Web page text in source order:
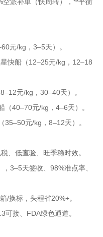
元/kg，3–5天）。
快船（12–25元/kg，12–18
元/kg，30–40天）。
40–70元/kg，4–6天）。
元/kg，8–12天）。
、低查验、旺季稳时效。
3–5天签收、98%准点率、
/换标，头程省20%+。
接、FDA绿色通道。